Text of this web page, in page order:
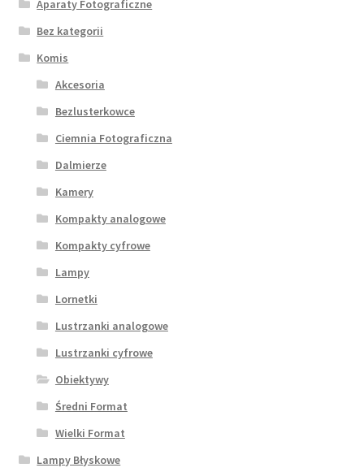
Aparaty Fotograficzne
Bez kategorii
Komis
Akcesoria
Bezlusterkowce
Ciemnia Fotograficzna
Dalmierze
Kamery
Kompakty analogowe
Kompakty cyfrowe
Lampy
Lornetki
Lustrzanki analogowe
Lustrzanki cyfrowe
Obiektywy
Średni Format
Wielki Format
Lampy Błyskowe